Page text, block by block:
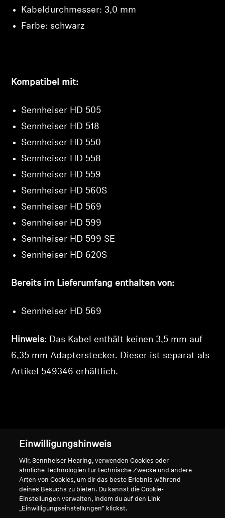
Kabeldurchmesser: 3,0 mm
Farbe: schwarz
Kompatibel mit:
Sennheiser HD 505
Sennheiser HD 518
Sennheiser HD 550
Sennheiser HD 558
Sennheiser HD 559
Sennheiser HD 560S
Sennheiser HD 569
Sennheiser HD 599
Sennheiser HD 599 SE
Sennheiser HD 620S
Bereits im Lieferumfang enthalten von:
Sennheiser HD 569
Hinweis: Das Kabel enthält keinen 3,5 mm auf
6,35 mm Adapterstecker. Dieser ist separat als
Artikel 549346 erhältlich.
Support
Einwilligungshinweis
Wir, Sennheiser Hearing, verwenden Cookies oder
ähnliche Technologien für technische Zwecke und andere
Arten von Cookies, um dir das beste Erlebnis während
deines Besuchs zu bieten. Du kannst die Cookie-
Einstellungen verwalten, indem du auf den Link
„Einwilligungseinstellungen" klickst.